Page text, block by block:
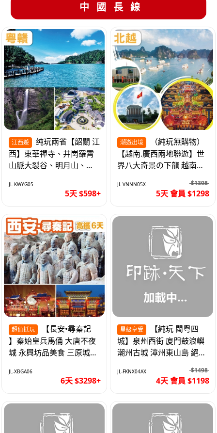
中國長線
江西遊
西】東華禪寺、井崗羅霄
山脈大裂谷、明月山、仙
JL-KWYG05
5天 $598+
潮遊出境
【越南.廣西兩地聯遊】世
界八大奇景の下龍 越南首
車5天
JL-VNNN05X $1398
5天 會員 $1298
超值抵玩
】秦始皇兵馬俑 大唐不夜
城 永興坊品美食 三原城隍
JL-XBGA06
6天 $3298+
星級享受
城】泉州西街 廈門鼓浪嶼
潮州古城 漳州東山島 絕無
JL-FKNX04AX $1498
4天 會員 $1198